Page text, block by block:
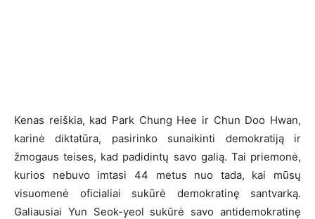
Kenas reiškia, kad Park Chung Hee ir Chun Doo Hwan,
karinė diktatūra, pasirinko sunaikinti demokratiją ir
žmogaus teises, kad padidintų savo galią. Tai priemonė,
kurios nebuvo imtasi 44 metus nuo tada, kai mūsų
visuomenė oficialiai sukūrė demokratinę santvarką.
Galiausiai Yun Seok-yeol sukūrė savo antidemokratinę